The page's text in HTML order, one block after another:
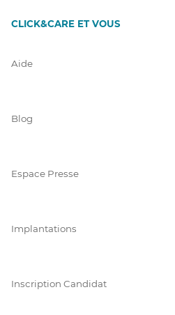
CLICK&CARE ET VOUS
Aide
Blog
Espace Presse
Implantations
Inscription Candidat